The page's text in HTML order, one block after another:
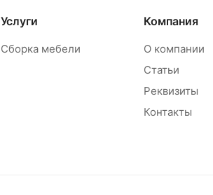
Услуги
Сборка мебели
Компания
О компании
Статьи
Реквизиты
Контакты